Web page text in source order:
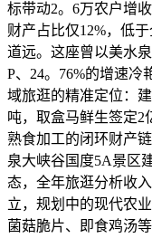
标带动2。6万农户增
财产占比仅12%，低
道远。这座曾以美水
P、24。76%的增速
域旅逛的精准定位：
吨，取盒马鲜生签定2
熟食加工的闭环财产
泉大峡谷国度5A景区
态，全年旅逛分析收
立，规划中的现代农
菌菇脆片、即食鸡汤